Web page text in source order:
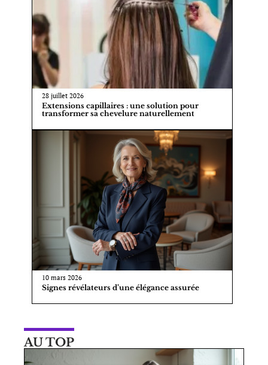
28 juillet 2026
Extensions capillaires : une solution pour
transformer sa chevelure naturellement
10 mars 2026
Signes révélateurs d’une élégance assurée
AU TOP